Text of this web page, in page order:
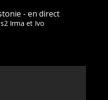
- en direct
Irma et Ivo